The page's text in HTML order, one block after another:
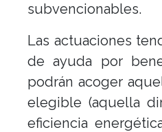
subvencionables.
Las actuaciones
de ayuda por
podrán acoger
elegible (aquella
eficiencia